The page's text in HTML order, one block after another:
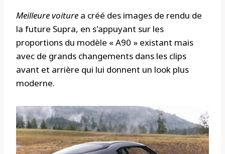
Meilleure voiture a créé des images de rendu de
la future Supra, en s'appuyant sur les
proportions du modèle « A90 » existant mais
avec de grands changements dans les clips
avant et arrière qui lui donnent un look plus
moderne.